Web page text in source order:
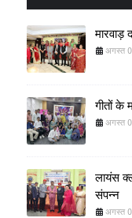
मारवाड़
अगस्त
गीतों के
अगस्त
लायंस
संपन्न
अगस्त